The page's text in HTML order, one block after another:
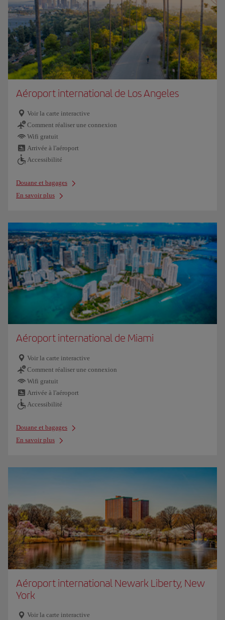
Aéroport international de Los Angeles
Voir la carte interactive
Comment réaliser une connexion
Wifi gratuit
Arrivée à l'aéroport
Accessibilité
Douane et bagages
En savoir plus
Aéroport international de Miami
Voir la carte interactive
Comment réaliser une connexion
Wifi gratuit
Arrivée à l'aéroport
Accessibilité
Douane et bagages
En savoir plus
Aéroport international Newark Liberty, New
York
Voir la carte interactive